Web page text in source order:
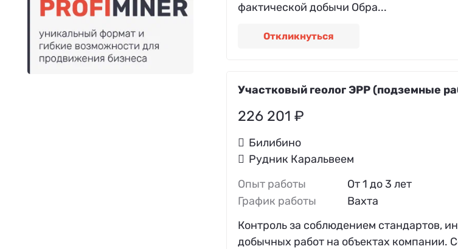
фактической добычи Обра...
Откликнуться
Участковый геолог ЭРР (подземные
226 201 ₽
Билибино
Рудник Каральвеем
Опыт работы
От 1 до 3 лет
График работы
Вахта
Контроль за соблюдением стандартов,
добычных работ на объектах компании.